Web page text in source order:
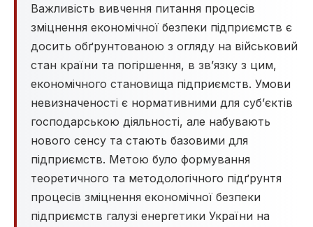
Важливість вивчення питання процесів
зміцнення економічної безпеки підприємств є
досить обґрунтованою з огляду на військовий
стан країни та погіршення, в зв’язку з цим,
економічного становища підприємств. Умови
невизначеності є нормативними для суб’єктів
господарською діяльності, але набувають
нового сенсу та стають базовими для
підприємств. Метою було формування
теоретичного та методологічного підґрунтя
процесів зміцнення економічної безпеки
підприємств галузі енергетики України на